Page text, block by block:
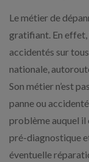
Le métier de
gratifiant. En effet,
accidentés sur
nationale,
Son métier n’est
panne ou
problème auquel
pré-diagnostique
éventuelle